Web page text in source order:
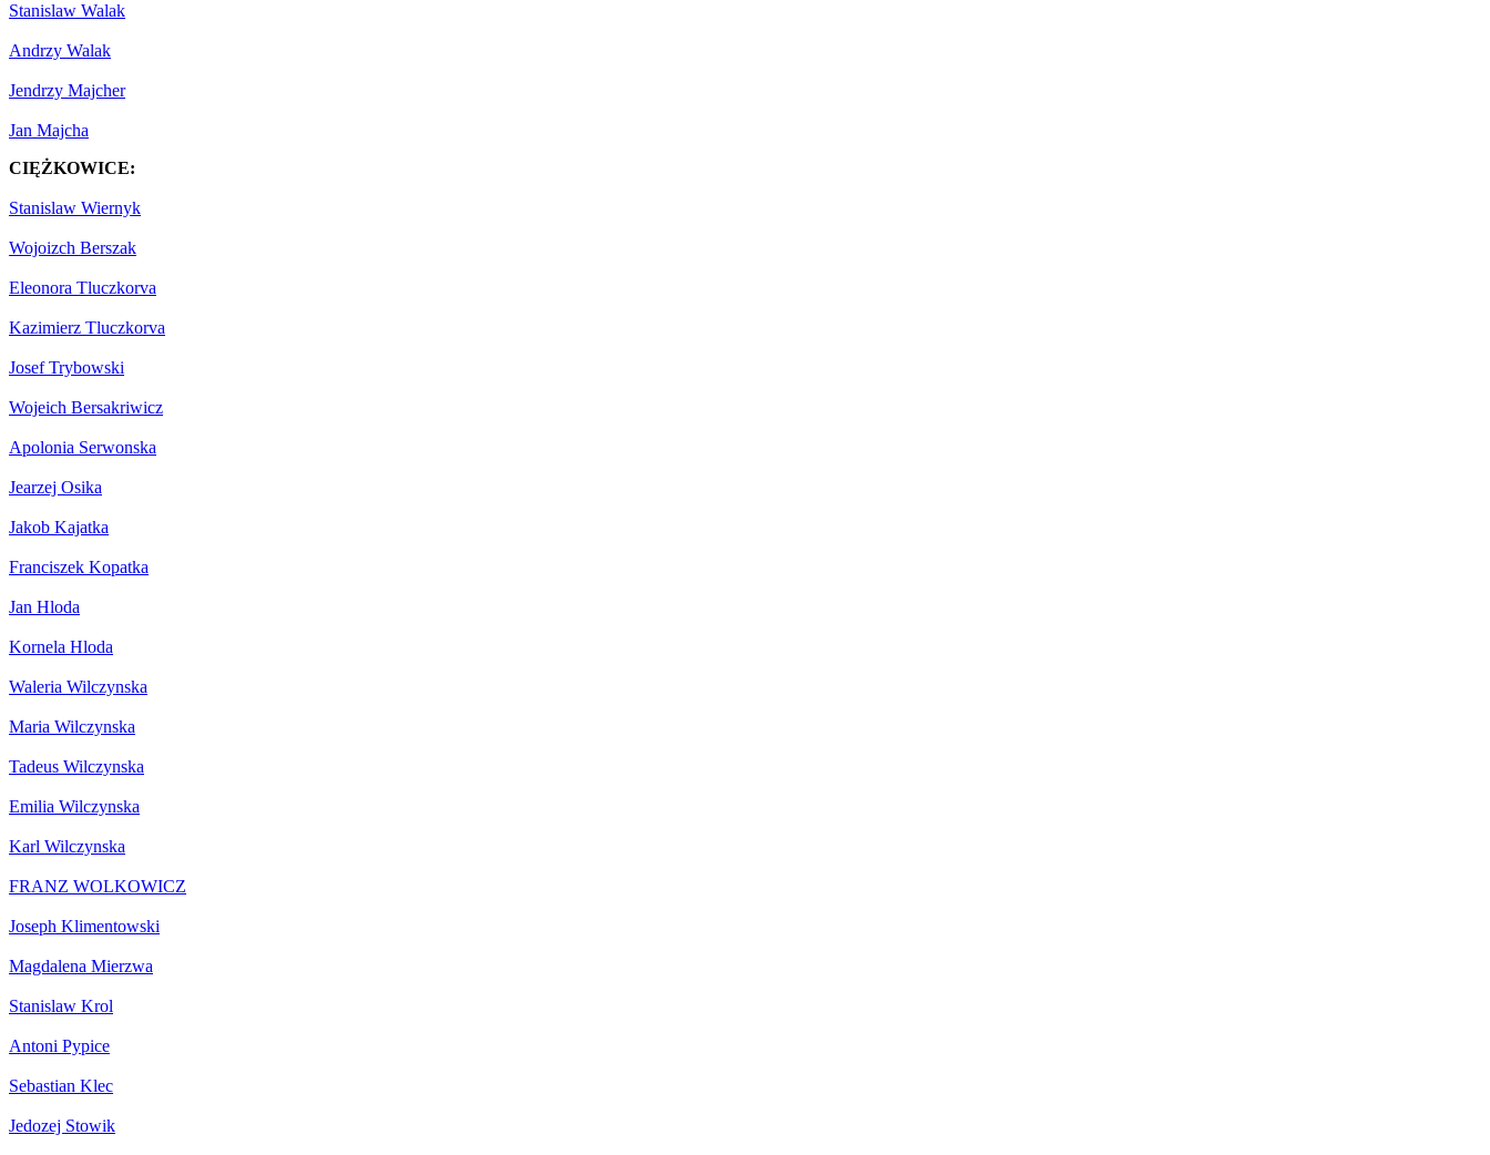
Stanislaw Walak
Andrzy Walak
Jendrzy Majcher
Jan Majcha
CIĘŻKOWICE:
Stanislaw Wiernyk
Wojoizch Berszak
Eleonora Tluczkorva
Kazimierz Tluczkorva
Josef Trybowski
Wojeich Bersakriwicz
Apolonia Serwonska
Jearzej Osika
Jakob Kajatka
Franciszek Kopatka
Jan Hloda
Kornela Hloda
Waleria Wilczynska
Maria Wilczynska
Tadeus Wilczynska
Emilia Wilczynska
Karl Wilczynska
FRANZ WOLKOWICZ
Joseph Klimentowski
Magdalena Mierzwa
Stanislaw Krol
Antoni Pypice
Sebastian Klec
Jedozej Stowik